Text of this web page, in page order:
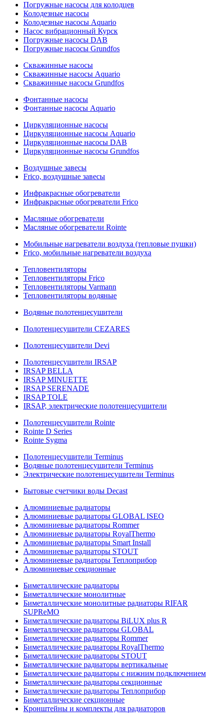
Погружные насосы для колодцев
Колодезные насосы
Колодезные насосы Aquario
Насос вибрационный Курск
Погружные насосы DAB
Погружные насосы Grundfos
Скважинные насосы
Скважинные насосы Aquario
Скважинные насосы Grundfos
Фонтанные насосы
Фонтанные насосы Aquario
Циркуляционные насосы
Циркуляционные насосы Aquario
Циркуляционные насосы DAB
Циркуляционные насосы Grundfos
Воздушные завесы
Frico, воздушные завесы
Инфракрасные обогреватели
Инфракрасные обогреватели Frico
Масляные обогреватели
Масляные обогреватели Rointe
Мобильные нагреватели воздуха (тепловые пушки)
Frico, мобильные нагреватели воздуха
Тепловентиляторы
Тепловентиляторы Frico
Тепловентиляторы Varmann
Тепловентиляторы водяные
Водяные полотенцесушители
Полотенцесушители CEZARES
Полотенцесушители Devi
Полотенцесушители IRSAP
IRSAP BELLA
IRSAP MINUETTE
IRSAP SERENADE
IRSAP TOLE
IRSAP, электрические полотенцесушители
Полотенцесушители Rointe
Rointe D Series
Rointe Sygma
Полотенцесушители Terminus
Водяные полотенцесушители Terminus
Электрические полотенцесушители Terminus
Бытовые счетчики воды Decast
Алюминиевые радиаторы
Алюминиевые радиаторы GLOBAL ISEO
Алюминиевые радиаторы Rommer
Алюминиевые радиаторы RoyalThermo
Алюминиевые радиаторы Smart Install
Алюминиевые радиаторы STOUT
Алюминиевые радиаторы Теплоприбор
Алюминиевые секционные
Биметаллические радиаторы
Биметаллические монолитные
Биметаллические монолитные радиаторы RIFAR
SUPReMO
Биметаллические радиаторы BiLUX plus R
Биметаллические радиаторы GLOBAL
Биметаллические радиаторы Rommer
Биметаллические радиаторы RoyalThermo
Биметаллические радиаторы STOUT
Биметаллические радиаторы вертикальные
Биметаллические радиаторы с нижним подключением
Биметаллические радиаторы секционные
Биметаллические радиаторы Теплоприбор
Биметаллические секционные
Кронштейны и комплекты для радиаторов